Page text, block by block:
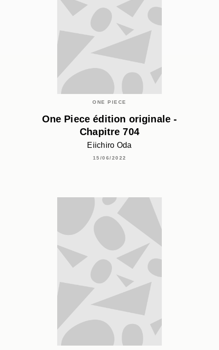
ONE PIECE
One Piece édition originale -
Chapitre 704
Eiichiro Oda
15/06/2022